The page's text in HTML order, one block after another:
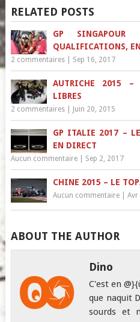
RELATED POSTS
GP
QUALIFICATIONS,
2 commentaires| Sep 16, 2017
AUTRICHE 2015 –
LIBRES
2 commentaires| Juin 20, 2015
GP ITALIE 2017 –
EN DIRECT
Aucun commentaire| Sep 2, 2017
CHINE 2015 – LE
Aucun commentaire| Avr
ABOUT THE AUTHOR
Dino
C'est en
que naquit
sourds et